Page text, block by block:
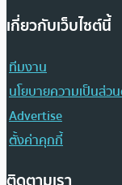
เกี่ยวกับเว็บไซต์นี้
ทีมงาน
นโยบายความเป็นส่ว
Advertise
ตั้งค่าคุกกี้